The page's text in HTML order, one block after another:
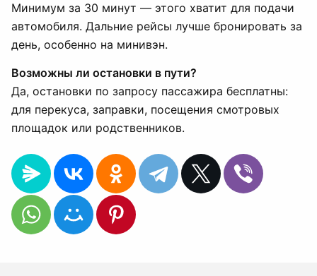
Минимум за 30 минут — этого хватит для подачи
автомобиля. Дальние рейсы лучше бронировать за
день, особенно на минивэн.
Возможны ли остановки в пути?
Да, остановки по запросу пассажира бесплатны:
для перекуса, заправки, посещения смотровых
площадок или родственников.